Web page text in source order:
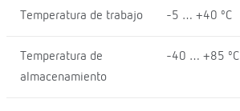
Temperatura de trabajo -5 … +40 ºC
Temperatura de
almacenamiento
-40 … +85 ºC